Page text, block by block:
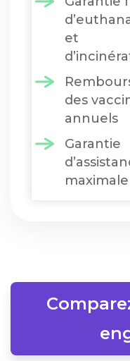
et
des
annuels
Garantie
maximale